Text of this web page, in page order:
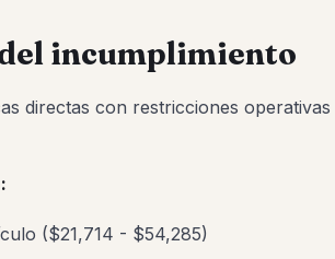
incumplimiento
directas con restricciones operativas
($21,714 - $54,285)